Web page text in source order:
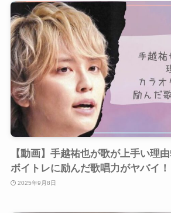
【動画】手越祐也が歌が上手い理
ボイトレに励んだ歌唱力がヤバイ！
2025年9月8日